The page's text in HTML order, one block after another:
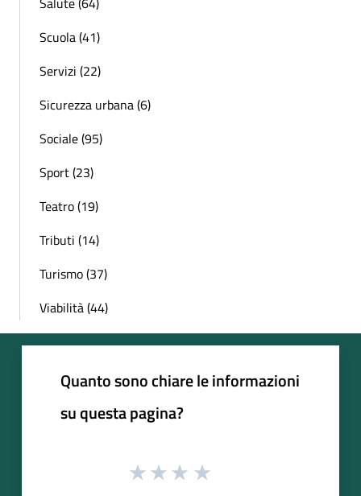
Scuola (41)
Servizi (22)
Sicurezza urbana (6)
Sociale (95)
Sport (23)
Teatro (19)
Tributi (14)
Turismo (37)
Viabilità (44)
Quanto sono chiare le informazioni
su questa pagina?